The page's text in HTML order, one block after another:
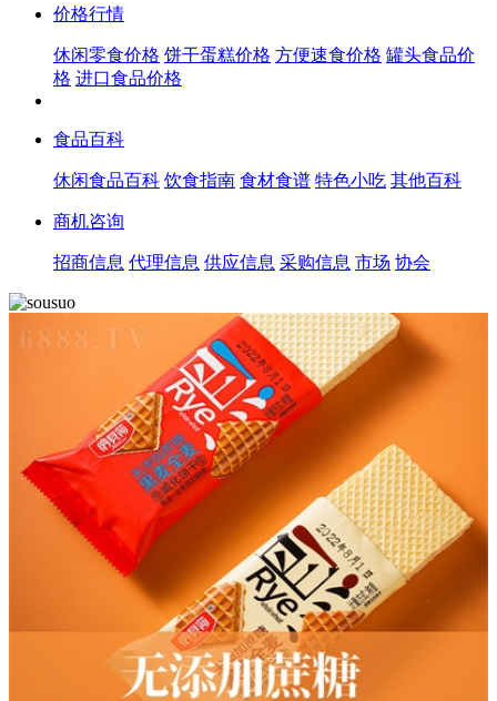
价格行情
休闲零食价格 饼干蛋糕价格 方便速食价格 罐头食品价
格 进口食品价格
食品百科
休闲食品百科 饮食指南 食材食谱 特色小吃 其他百科
商机咨询
招商信息 代理信息 供应信息 采购信息 市场 协会